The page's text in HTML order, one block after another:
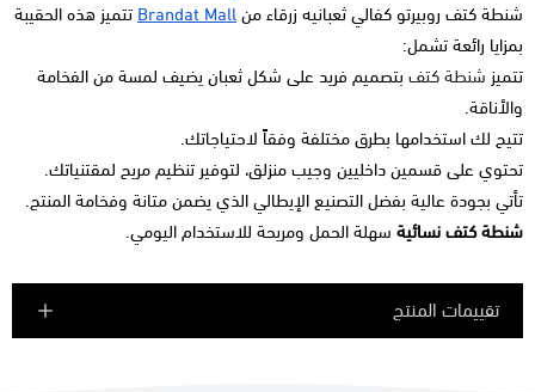
شنطة كتف روبيرتو كفالي ثعبانيه زرقاء منBrandat Mall تتميز هذه الحقيبة
بمزايا رائعة تشمل:
تتميز شنطة كتف بتصميم فريد على شكل ثعبان يضيف لمسة من الفخامة
والأناقة.
تتيح لك استخدامها بطرق مختلفة وفقاً لاحتياجاتك.
تحتوي على قسمين داخليين وجيب منزلق، لتوفير تنظيم مريح لمقتنياتك.
تأتي بجودة عالية بفضل التصنيع الإيطالي الذي يضمن متانة وفخامة المنتج.
شنطة كتف نسائية سهلة الحمل ومريحة للاستخدام اليومي.
تقييمات المنتج